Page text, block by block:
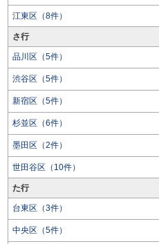
江東区（8件）
さ行
品川区（5件）
渋谷区（5件）
新宿区（5件）
杉並区（6件）
墨田区（2件）
世田谷区（10件）
た行
台東区（3件）
中央区（5件）